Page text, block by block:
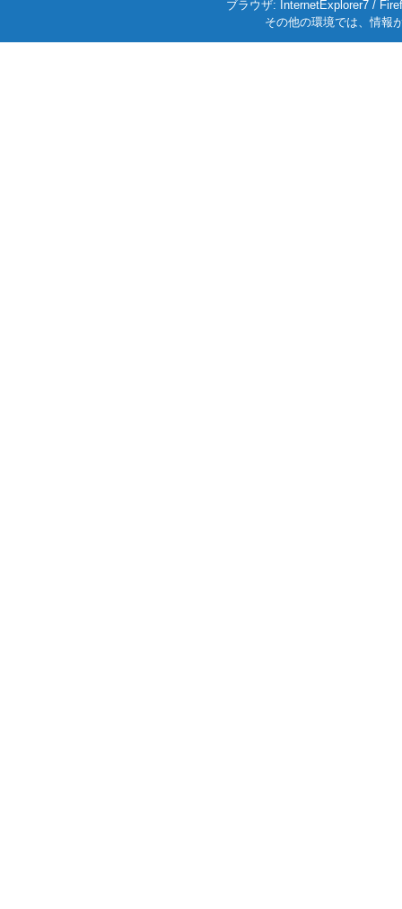
ブラウザ: InternetExplorer7 /
その他の環境では、情報